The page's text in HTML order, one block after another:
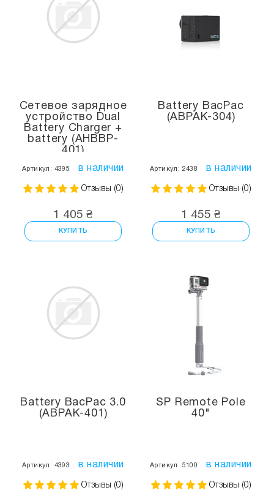
Сетевое зарядное
устройство Dual
Battery Charger +
battery (AHBBP-
401)
Артикул: 4395 в наличии
Отзывы (0)
1 405 ₴
КУПИТЬ
Battery BacPac
(ABPAK-304)
Артикул: 2438 в наличии
Отзывы (0)
1 455 ₴
КУПИТЬ
Battery BacPac 3.0
(ABPAK-401)
Артикул: 4393 в наличии
Отзывы (0)
SP Remote Pole
40"
Артикул: 5100 в наличии
Отзывы (0)